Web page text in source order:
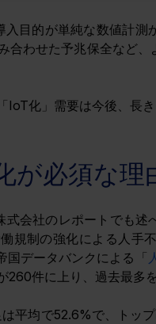
目的が単純な数値計
合わせた予兆保全など
IoT化」需要は今後、長
が必須な理
式会社のレポートでも述
規制の強化による人手
国データバンクによる「
260件に上り、過去最多
平均で52.6%で、トッ